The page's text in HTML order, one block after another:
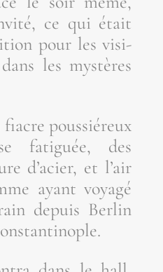
ce qui était
pour les visi­
les mys­tères
pous­sié­reux
fati­guée, des
d’a­cier, et l’air
ayant voya­gé
depuis Ber­lin